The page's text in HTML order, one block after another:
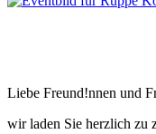
Liebe Freund!nnen und
wir laden Sie herzlich zu